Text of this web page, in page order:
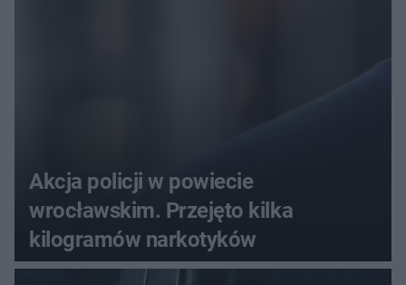
Akcja policji w powiecie
wrocławskim. Przejęto kilka
kilogramów narkotyków